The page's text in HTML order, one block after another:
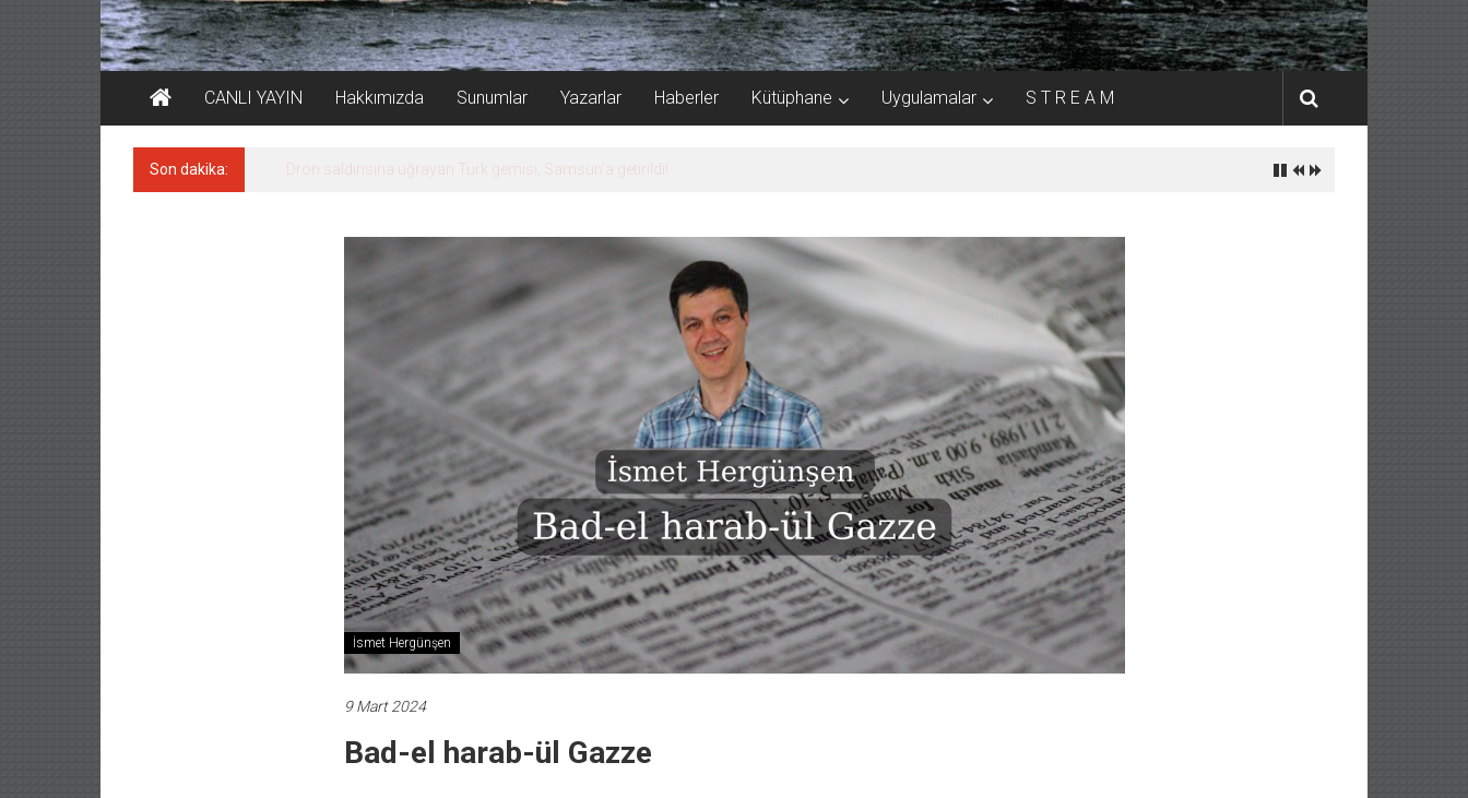
CANLI YAYIN Hakkımızda Sunumlar Yazarlar Haberler Kütüphane Uygulamalar S T R E A M
Son dakika: Dron saldırısına uğrayan Türk gemisi, Samsun’a getirildi!
İsmet Hergünşen
9 Mart 2024
Bad-el harab-ül Gazze